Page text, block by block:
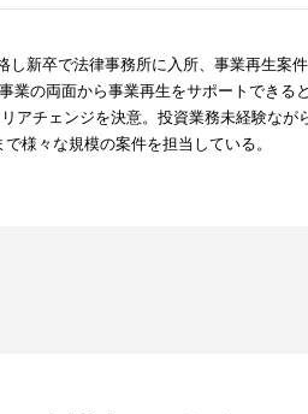
し新卒で法律事務所に入所、事業再生案
業の両面から事業再生をサポートできると
アチェンジを決意。投資業務未経験なが
様々な規模の案件を担当している。